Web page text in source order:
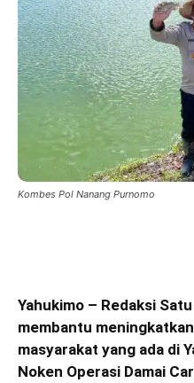
Kombes Pol Nanang Purnomo
Yahukimo – Redaksi
membantu
masyarakat yang ada di
Noken Operasi Damai